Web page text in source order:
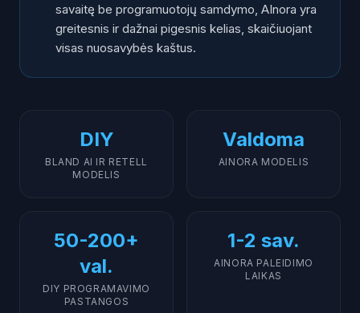
savaitę be programuotojų samdymo, AInora yra
greitesnis ir dažnai pigesnis kelias, skaičiuojant
visas nuosavybės kaštus.
DIY
BLAND AI IR RETELL
MODELIS
Valdoma
AINORA MODELIS
50-200+
val.
DIY PROGRAMAVIMO
PASTANGOS
1-2 sav.
AINORA PALEIDIMO
LAIKAS